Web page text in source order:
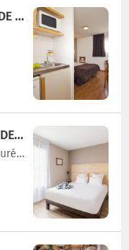
SÉJOURS & AFFAIRES NANTES DUCS DE BRETAGNE
APPART'CITY CONFORT NANTES CITÉ DES CONGRÈS